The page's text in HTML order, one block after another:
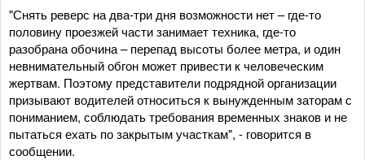
"Снять реверс на два-три дня возможности нет – где-то
половину проезжей части занимает техника, где-то
разобрана обочина – перепад высоты более метра, и один
невнимательный обгон может привести к человеческим
жертвам. Поэтому представители подрядной организации
призывают водителей относиться к вынужденным заторам с
пониманием, соблюдать требования временных знаков и не
пытаться ехать по закрытым участкам", - говорится в
сообщении.